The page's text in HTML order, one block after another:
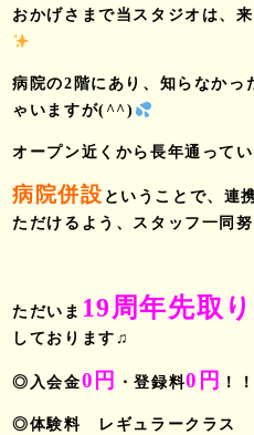
おかげさまで当スタジオは、
病院の2階にあり、知らなかっ
ゃいますが(^^)
オープン近くから長年通って
病院併設 ということで、連
ただけるよう、スタッフ一同
ただいま 19周年先取
しております♫
◎入会金0円 ・登録料0円 ！！
◎体験料 レギュラークラス